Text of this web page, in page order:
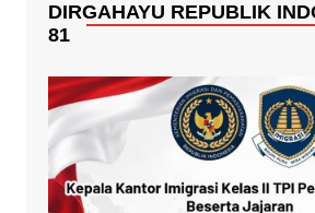
DIRGAHAYU REPUBLIK
81